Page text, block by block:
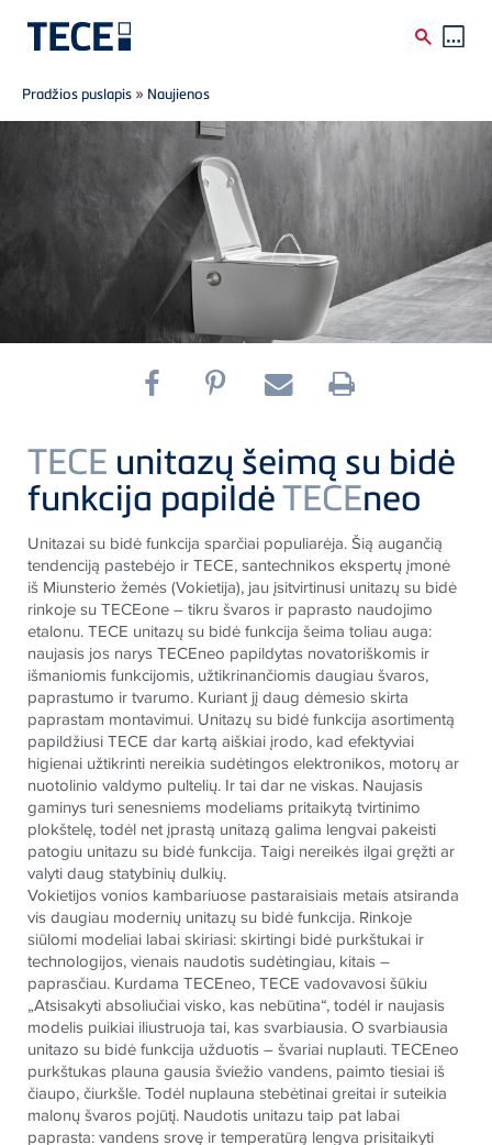
Skip to main content
Breadcrumb
Pradžios puslapis » Naujienos
TECE unitazų šeimą su bidė
funkcija papildėTECEneo
Unitazai su bidė funkcija sparčiai populiarėja. Šią augančią
tendenciją pastebėjo irTECE, santechnikos ekspertų įmonė
iš Miunsterio žemės (Vokietija), jau įsitvirtinusi unitazų su bidė
rinkoje suTECEone – tikru švaros ir paprasto naudojimo
etalonu.TECE unitazų su bidė funkcija šeima toliau auga:
naujasis jos narysTECEneo papildytas novatoriškomis ir
išmaniomis funkcijomis, užtikrinančiomis daugiau švaros,
paprastumo ir tvarumo. Kuriant jį daug dėmesio skirta
paprastam montavimui. Unitazų su bidė funkcija asortimentą
papildžiusiTECE dar kartą aiškiai įrodo, kad efektyviai
higienai užtikrinti nereikia sudėtingos elektronikos, motorų ar
nuotolinio valdymo pultelių. Ir tai dar ne viskas. Naujasis
gaminys turi senesniems modeliams pritaikytą tvirtinimo
plokštelę, todėl net įprastą unitazą galima lengvai pakeisti
patogiu unitazu su bidė funkcija. Taigi nereikės ilgai gręžti ar
valyti daug statybinių dulkių.
Vokietijos vonios kambariuose pastaraisiais metais atsiranda
vis daugiau modernių unitazų su bidė funkcija. Rinkoje
siūlomi modeliai labai skiriasi: skirtingi bidė purkštukai ir
technologijos, vienais naudotis sudėtingiau, kitais –
paprasčiau. Kurdama TECEneo,TECE vadovavosi šūkiu
„Atsisakyti absoliučiai visko, kas nebūtina“, todėl ir naujasis
modelis puikiai iliustruoja tai, kas svarbiausia. O svarbiausia
unitazo su bidė funkcija užduotis – švariai nuplauti.TECEneo
purkštukas plauna gausia šviežio vandens, paimto tiesiai iš
čiaupo, čiurkšle. Todėl nuplauna stebėtinai greitai ir suteikia
malonų švaros pojūtį. Naudotis unitazu taip pat labai
paprasta: vandens srovę ir temperatūrą lengva prisitaikyti